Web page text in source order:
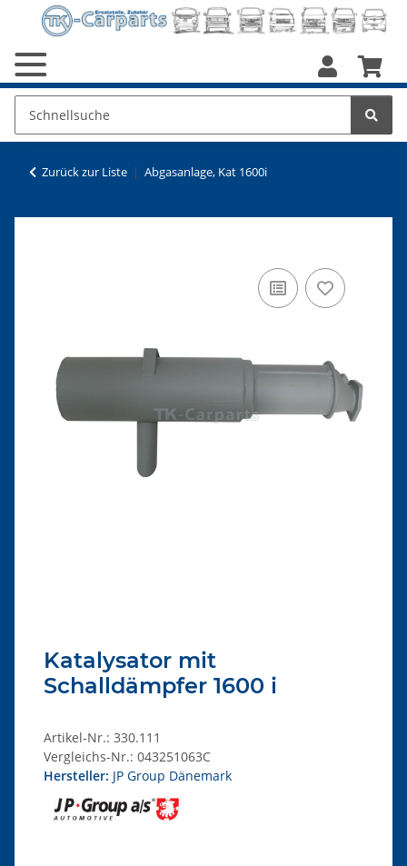
Zurück zur Liste Abgasanlage, Kat 1600i
Katalysator mit
Schalldämpfer 1600 i
Artikel-Nr.: 330.111
Vergleichs-Nr.: 043251063C
Hersteller: JP Group Dänemark